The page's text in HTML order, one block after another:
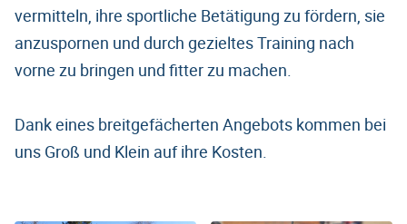
vermitteln, ihre sportliche Betätigung zu fördern, sie
anzuspornen und durch gezieltes Training nach
vorne zu bringen und fitter zu machen.
Dank eines breitgefächerten Angebots kommen bei
uns Groß und Klein auf ihre Kosten.